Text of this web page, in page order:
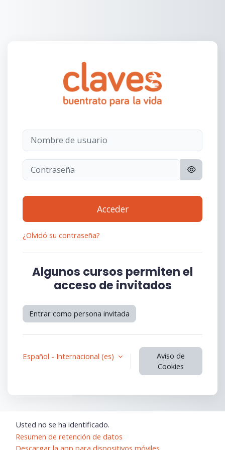
Entrar a
Nombre de usuario
Contraseña
Acceder
¿Olvidó su contraseña?
Algunos cursos permiten el
acceso de invitados
Entrar como persona invitada
Español - Internacional ‎(es)‎
Aviso de
Cookies
Usted no se ha identificado.
Resumen de retención de datos
Descargar la app para dispositivos móviles